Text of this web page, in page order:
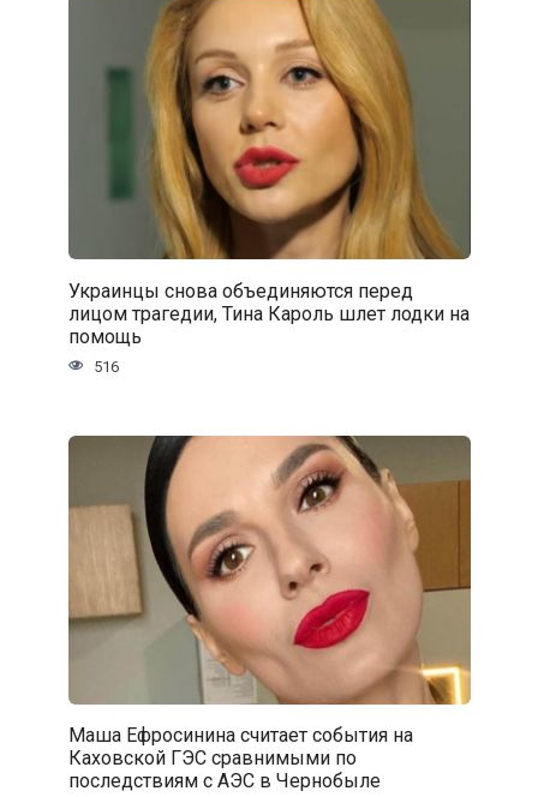
Украинцы снова объединяются перед
лицом трагедии, Тина Кароль шлет лодки на
помощь
516
Маша Ефросинина считает события на
Каховской ГЭС сравнимыми по
последствиям с АЭС в Чернобыле